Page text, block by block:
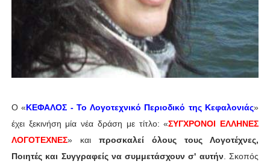
Ο «ΚΕΦΑΛΟΣ - Το Λογοτεχνικό Περιοδικό της Κεφαλονιάς»
έχει ξεκινήση μία νέα δράση με τίτλο: «ΣΥΓΧΡΟΝΟΙ ΕΛΛΗΝΕΣ
ΛΟΓΟΤΕΧΝΕΣ» και προσκαλεί όλους τους Λογοτέχνες,
Ποιητές και Συγγραφείς να συμμετάσχουν σ' αυτήν. Σκοπός